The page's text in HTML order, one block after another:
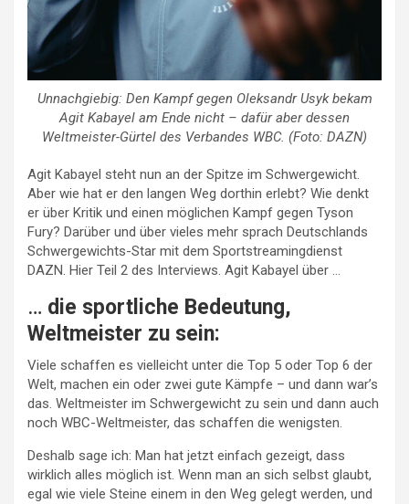
Unnachgiebig: Den Kampf gegen Oleksandr Usyk bekam
Agit Kabayel am Ende nicht – dafür aber dessen
Weltmeister-Gürtel des Verbandes WBC. (Foto: DAZN)
Agit Kabayel steht nun an der Spitze im Schwergewicht.
Aber wie hat er den langen Weg dorthin erlebt? Wie denkt
er über Kritik und einen möglichen Kampf gegen Tyson
Fury? Darüber und über vieles mehr sprach Deutschlands
Schwergewichts-Star mit dem Sportstreamingdienst
DAZN. Hier Teil 2 des Interviews. Agit Kabayel über …
… die sportliche Bedeutung,
Weltmeister zu sein:
Viele schaffen es vielleicht unter die Top 5 oder Top 6 der
Welt, machen ein oder zwei gute Kämpfe – und dann war’s
das. Weltmeister im Schwergewicht zu sein und dann auch
noch WBC-Weltmeister, das schaffen die wenigsten.
Deshalb sage ich: Man hat jetzt einfach gezeigt, dass
wirklich alles möglich ist. Wenn man an sich selbst glaubt,
egal wie viele Steine einem in den Weg gelegt werden, und